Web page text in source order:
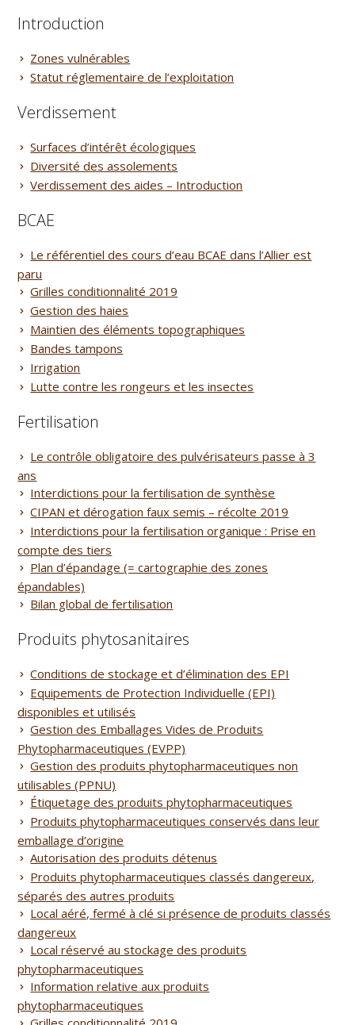
Introduction
Zones vulnérables
Statut réglementaire de l’exploitation
Verdissement
Surfaces d’intérêt écologiques
Diversité des assolements
Verdissement des aides – Introduction
BCAE
Le référentiel des cours d’eau BCAE dans l’Allier est
paru
Grilles conditionnalité 2019
Gestion des haies
Maintien des éléments topographiques
Bandes tampons
Irrigation
Lutte contre les rongeurs et les insectes
Fertilisation
Le contrôle obligatoire des pulvérisateurs passe à 3
ans
Interdictions pour la fertilisation de synthèse
CIPAN et dérogation faux semis – récolte 2019
Interdictions pour la fertilisation organique : Prise en
compte des tiers
Plan d’épandage (= cartographie des zones
épandables)
Bilan global de fertilisation
Produits phytosanitaires
Conditions de stockage et d’élimination des EPI
Equipements de Protection Individuelle (EPI)
disponibles et utilisés
Gestion des Emballages Vides de Produits
Phytopharmaceutiques (EVPP)
Gestion des produits phytopharmaceutiques non
utilisables (PPNU)
Étiquetage des produits phytopharmaceutiques
Produits phytopharmaceutiques conservés dans leur
emballage d’origine
Autorisation des produits détenus
Produits phytopharmaceutiques classés dangereux,
séparés des autres produits
Local aéré, fermé à clé si présence de produits classés
dangereux
Local réservé au stockage des produits
phytopharmaceutiques
Information relative aux produits
phytopharmaceutiques